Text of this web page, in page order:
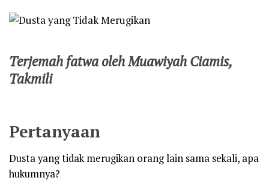
Terjemah fatwa oleh Muawiyah Ciamis,
Takmili
Pertanyaan
Dusta yang tidak merugikan orang lain sama sekali, apa
hukumnya?